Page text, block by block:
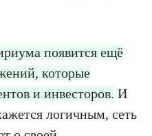
появится ещё
которые
и инвесторов. И
логичным, сеть